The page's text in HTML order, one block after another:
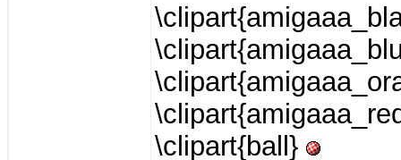
\clipart{ball}